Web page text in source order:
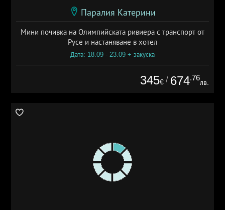
Паралия Катерини
Мини почивка на Олимпийската ривиера с транспорт от
Русе и настаняване в хотел
Дата: 18.09 - 23.09 + закуска
345€ / 674.76
лв.